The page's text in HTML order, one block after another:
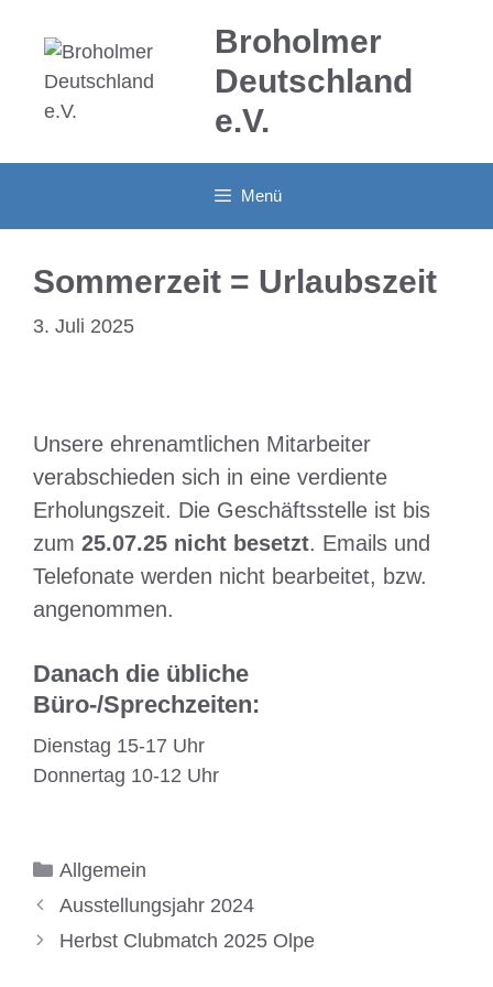
Inhalt
springen
Broholmer
Deutschland
e.V.
Menü
Sommerzeit = Urlaubszeit
3. Juli 2025
Unsere ehrenamtlichen Mitarbeiter
verabschieden sich in eine verdiente
Erholungszeit. Die Geschäftsstelle ist bis
zum 25.07.25 nicht besetzt. Emails und
Telefonate werden nicht bearbeitet, bzw.
angenommen.
Danach die übliche
Büro-/Sprechzeiten:
Dienstag 15-17 Uhr
Donnertag 10-12 Uhr
Kategorien
Allgemein
Ausstellungsjahr 2024
Herbst Clubmatch 2025 Olpe